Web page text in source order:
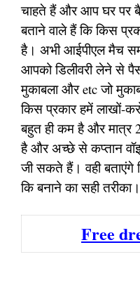
चाहते हैं और आप घर पर
बताने वाले हैं कि किस
है। अभी आईपीएल मैच
आपको डिलीवरी लेने से
मुकाबला और etc जो
किस प्रकार हमें लाखों-
बहुत ही कम है और मात्र
है और अच्छे से कप्तान
जी सकते हैं। वही बताएंगे
कि बनाने का सही तरीका।
Free